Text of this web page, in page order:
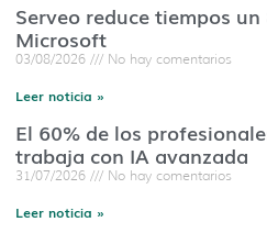
Serveo reduce tiempos
Microsoft
03/08/2026 No hay comentarios
Leer noticia »
El 60% de los
trabaja con IA avanzada
31/07/2026 No hay comentarios
Leer noticia »